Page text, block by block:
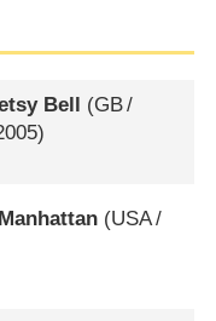
Bell (GB/
(USA/